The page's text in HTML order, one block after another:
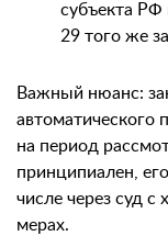
субъекта РФ
29 того же
Важный нюанс:
автоматического
на период
принципиален,
числе через суд с
мерах.